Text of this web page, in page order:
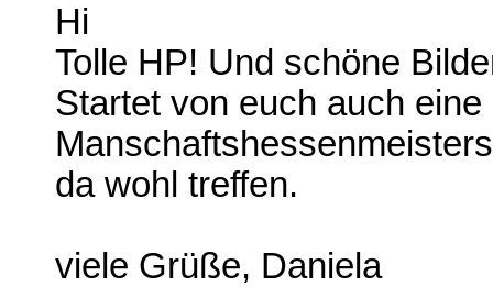
Hi
Tolle HP! Und schöne
Startet von euch auch
da wohl treffen.
viele Grüße, Daniela